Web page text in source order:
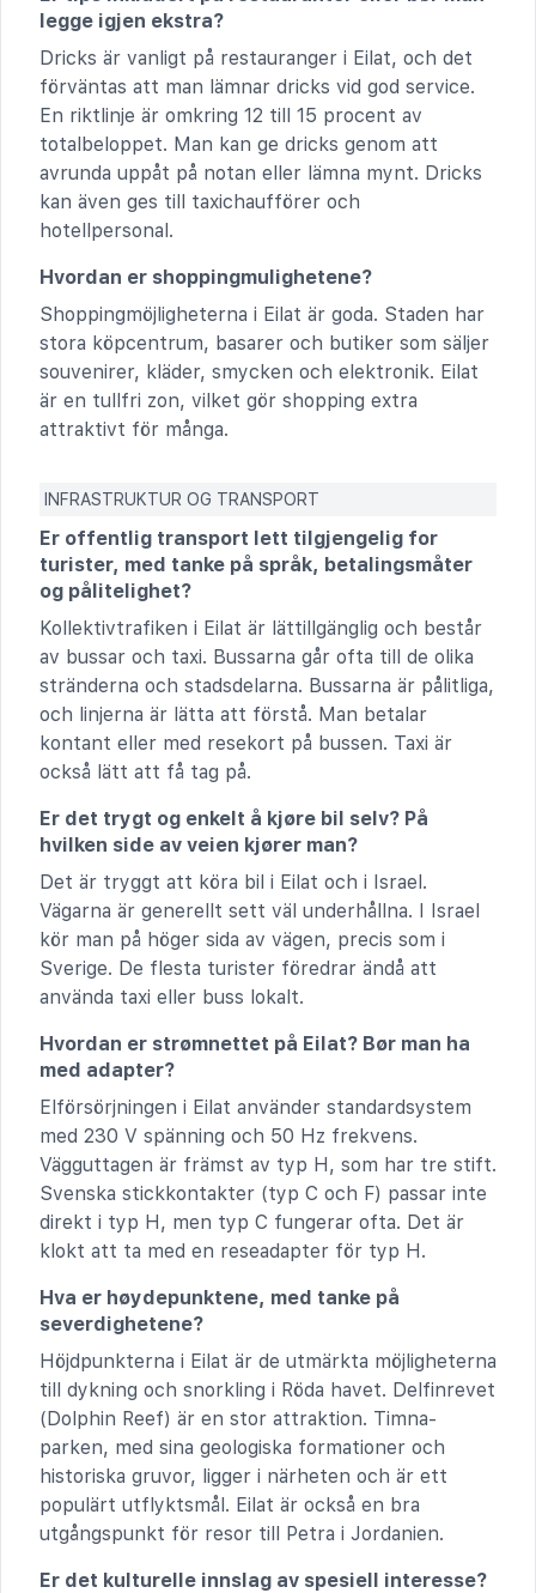
legge igjen ekstra?
Dricks är vanligt på restauranger i Eilat, och det
förväntas att man lämnar dricks vid god service.
En riktlinje är omkring 12 till 15 procent av
totalbeloppet. Man kan ge dricks genom att
avrunda uppåt på notan eller lämna mynt. Dricks
kan även ges till taxichaufförer och
hotellpersonal.
Hvordan er shoppingmulighetene?
Shoppingmöjligheterna i Eilat är goda. Staden har
stora köpcentrum, basarer och butiker som säljer
souvenirer, kläder, smycken och elektronik. Eilat
är en tullfri zon, vilket gör shopping extra
attraktivt för många.
INFRASTRUKTUR OG TRANSPORT
Er offentlig transport lett tilgjengelig for
turister, med tanke på språk, betalingsmåter
og pålitelighet?
Kollektivtrafiken i Eilat är lättillgänglig och består
av bussar och taxi. Bussarna går ofta till de olika
stränderna och stadsdelarna. Bussarna är pålitliga,
och linjerna är lätta att förstå. Man betalar
kontant eller med resekort på bussen. Taxi är
också lätt att få tag på.
Er det trygt og enkelt å kjøre bil selv? På
hvilken side av veien kjører man?
Det är tryggt att köra bil i Eilat och i Israel.
Vägarna är generellt sett väl underhållna. I Israel
kör man på höger sida av vägen, precis som i
Sverige. De flesta turister föredrar ändå att
använda taxi eller buss lokalt.
Hvordan er strømnettet på Eilat? Bør man ha
med adapter?
Elförsörjningen i Eilat använder standardsystem
med 230 V spänning och 50 Hz frekvens.
Vägguttagen är främst av typ H, som har tre stift.
Svenska stickkontakter (typ C och F) passar inte
direkt i typ H, men typ C fungerar ofta. Det är
klokt att ta med en reseadapter för typ H.
Hva er høydepunktene, med tanke på
severdighetene?
Höjdpunkterna i Eilat är de utmärkta möjligheterna
till dykning och snorkling i Röda havet. Delfinrevet
(Dolphin Reef) är en stor attraktion. Timna-
parken, med sina geologiska formationer och
historiska gruvor, ligger i närheten och är ett
populärt utflyktsmål. Eilat är också en bra
utgångspunkt för resor till Petra i Jordanien.
Er det kulturelle innslag av spesiell interesse?